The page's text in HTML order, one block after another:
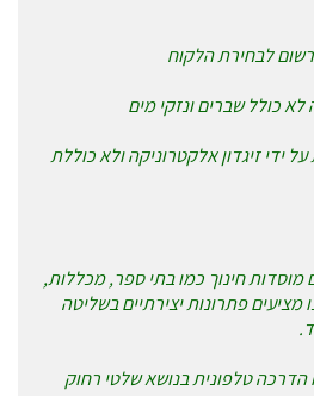
לבחירת הלקוח
כולל שברים ונזקי מים
ידי זיגדון אלקטרוניקה ולא כוללת
מוסדות חינוך כמו בתי ספר, מכללות,
מציעים פתרונות יצירתיים בשליטה
הדרכה טלפונית בנושא שלטי רחוק